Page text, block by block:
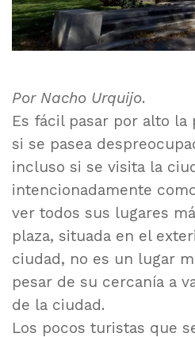
Por Nacho Urquijo.
Es fácil pasar por alto la
si se pasea
incluso si se visita la
intencionadamente
ver todos sus lugares
plaza, situada en el
ciudad, no es un lugar
pesar de su cercanía a
de la ciudad.
Los pocos turistas que